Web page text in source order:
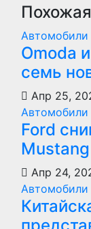
Автомобили
Оmoda
семь
Апр 25,
Автомобили
Ford
Апр 24,
Автомобили